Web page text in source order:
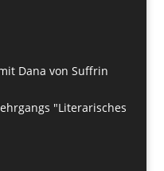
Dana von Suffrin
"Literarisches